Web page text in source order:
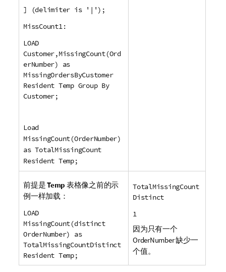
] (delimiter is '|');
MissCount1:
LOAD
Customer,MissingCount(Ord
erNumber) as
MissingOrdersByCustomer
Resident Temp Group By
Customer;
Load
MissingCount(OrderNumber)
as TotalMissingCount
Resident Temp;
前提是Temp 表格像之前的示
例一样加载：
LOAD
MissingCount(distinct
OrderNumber) as
TotalMissingCountDistinct
Resident Temp;
TotalMissingCount
Distinct
1
因为只有一个
OrderNumber缺少一
个值。